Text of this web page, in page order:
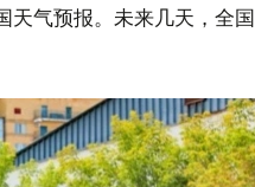
天气预报。未来几天，全国